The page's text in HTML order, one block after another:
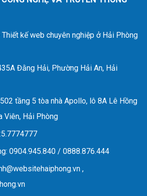
kế web chuyên nghiệp ở Hải Phòng
Đằng Hải, Phường Hải An, Hải
tầng 5 tòa nhà Apollo, lô 8A Lê Hồng
Viên, Hải Phòng
: 0904.945.840 / 0888.876.444
,